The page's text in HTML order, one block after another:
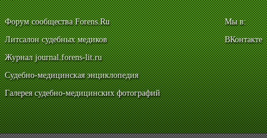
Форум сообщества Forens.Ru
Литсалон судебных медиков
Журнал journal.forens-lit.ru
Судебно-медицинская энциклопедия
Галерея судебно-медицинских фотографий
Мы в:
ВКонтакте